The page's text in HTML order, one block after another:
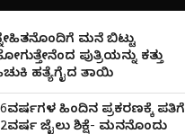
ಮನೆ ಬಿಟ್ಟು
ಪುತ್ರಿಯನ್ನು ಕತ್ತು
ಹತ್ಯೆಗೈದ ತಾಯಿ
ಹಿಂದಿನ ಪ್ರಕರಣಕ್ಕೆ ಪತಿಗೆ
ಜೈಲು ಶಿಕ್ಷೆ- ಮನನೊಂದು